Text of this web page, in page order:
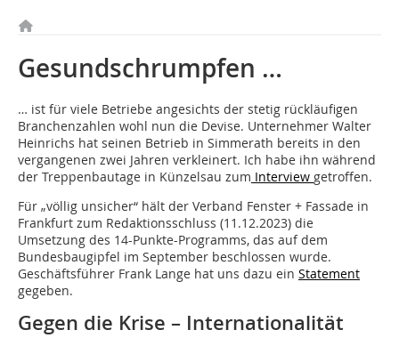
Gesundschrumpfen …
… ist für viele Betriebe angesichts der stetig rückläufigen
Branchenzahlen wohl nun die Devise. Unternehmer Walter
Heinrichs hat seinen Betrieb in Simmerath bereits in den
vergangenen zwei Jahren verkleinert. Ich habe ihn während
der Treppenbautage in Künzelsau zum Interview getroffen.
Für „völlig unsicher“ hält der Verband Fenster + Fassade in
Frankfurt zum Redaktionsschluss (11.12.2023) die
Umsetzung des 14-Punkte-Programms, das auf dem
Bundesbaugipfel im September beschlossen wurde.
Geschäftsführer Frank Lange hat uns dazu ein Statement
gegeben.
Gegen die Krise – Internationalität